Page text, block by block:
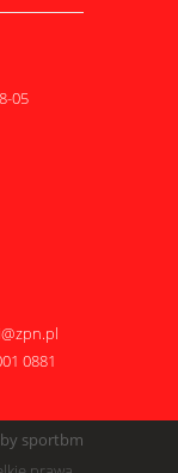
05
0881
sportbm